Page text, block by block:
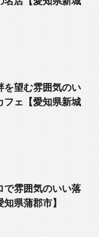
を望む雰囲気のい
フェ【愛知県新城
で雰囲気のいい落
県蒲郡市】